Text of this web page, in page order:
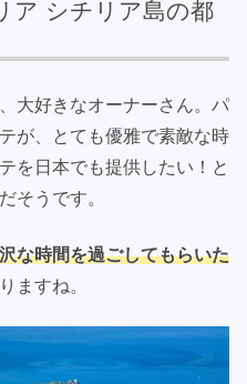
ア シチリア島の都
大好きなオーナーさん。パ
が、とても優雅で素敵な時
を日本でも提供したい！と
そうです。
な時間を過ごしてもらいた
ますね。